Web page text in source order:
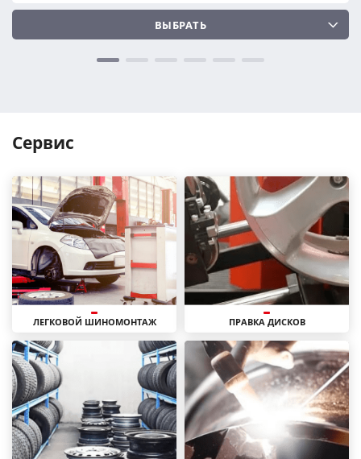
ВЫБРАТЬ
Сервис
ЛЕГКОВОЙ ШИНОМОНТАЖ ПРАВКА ДИСКОВ